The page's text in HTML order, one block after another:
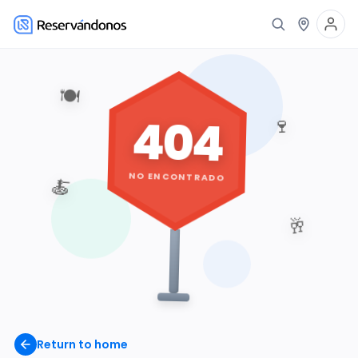
Return to home
🍽️
🍷
🥂
🍝
404
NO ENCONTRADO